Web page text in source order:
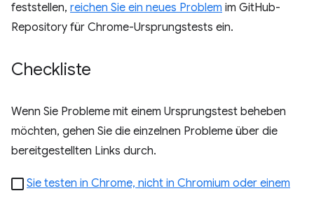
feststellen, reichen Sie ein neues Problem im GitHub-
Repository für Chrome-Ursprungstests ein.
Checkliste
Wenn Sie Probleme mit einem Ursprungstest beheben
möchten, gehen Sie die einzelnen Probleme über die
bereitgestellten Links durch.
Sie testen in Chrome, nicht in Chromium oder einem